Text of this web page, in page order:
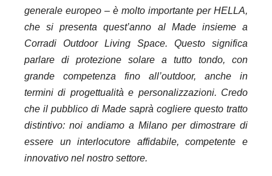
generale europeo – è molto importante per HELLA,
che si presenta quest’anno al Made insieme a
Corradi Outdoor Living Space. Questo significa
parlare di protezione solare a tutto tondo, con
grande competenza fino all’outdoor, anche in
termini di progettualità e personalizzazioni. Credo
che il pubblico di Made saprà cogliere questo tratto
distintivo: noi andiamo a Milano per dimostrare di
essere un interlocutore affidabile, competente e
innovativo nel nostro settore.